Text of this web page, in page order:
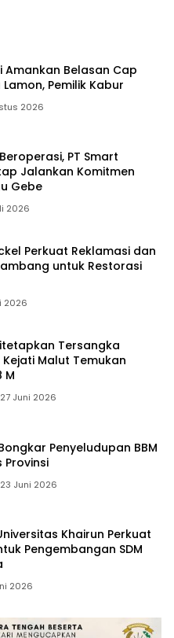
Amankan Belasan Cap
Pemilik Kabur
2026
PT Smart
Jalankan Komitmen
Gebe
2026
Perkuat Reklamasi dan
untuk Restorasi
2026
Tersangka
Kejati Malut Temukan
M
27 Juni 2026
Penyeludupan BBM
Provinsi
23 Juni 2026
Khairun Perkuat
Pengembangan SDM
2026